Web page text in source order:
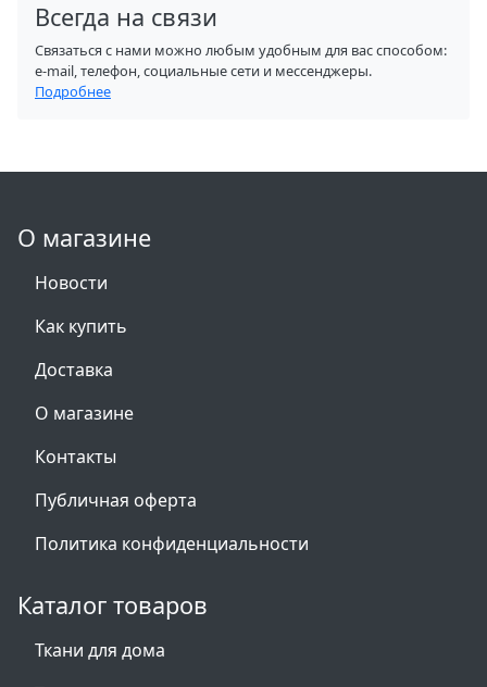
Всегда на связи
Связаться с нами можно любым удобным для вас способом:
e-mail, телефон, социальные сети и мессенджеры.
Подробнее
О магазине
Новости
Как купить
Доставка
О магазине
Контакты
Публичная оферта
Политика конфиденциальности
Каталог товаров
Ткани для дома